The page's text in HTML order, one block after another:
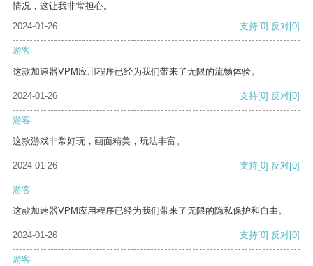
情况，这让我非常担心。
2024-01-26
支持[0] 反对[0]
游客
这款加速器VPM应用程序已经为我们带来了无限的流畅体验。
2024-01-26 支持[0] 反对[0]
游客
这款游戏非常好玩，画面精美，玩法丰富。
2024-01-26 支持[0] 反对[0]
游客
这款加速器VPM应用程序已经为我们带来了无限的隐私保护和自由。
2024-01-26 支持[0] 反对[0]
游客